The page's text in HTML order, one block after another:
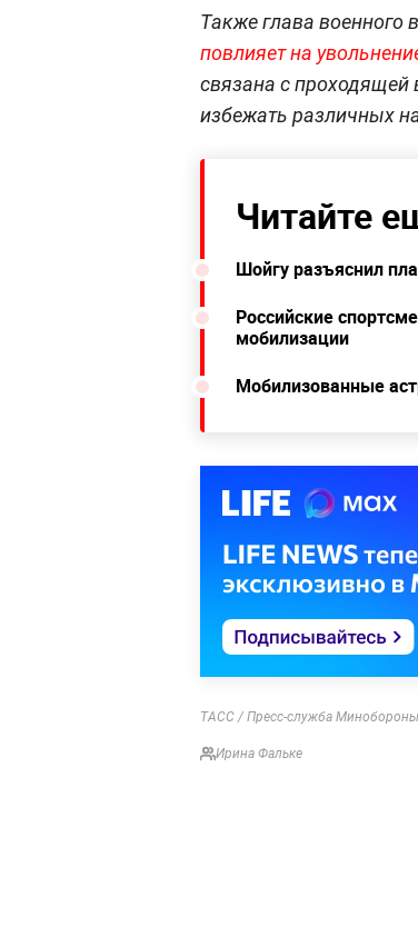
Также глава военного
повлияет на
связана с проходящей
избежать различных
Читайте
Шойгу разъяснил
Российские
мобилизации
Мобилизованные
ТАСС / Пресс-служба
Ирина Фальке